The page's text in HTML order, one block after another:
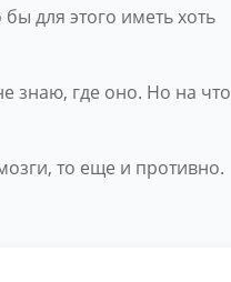
для этого иметь хоть
знаю, где оно. Но на что
то еще и противно.